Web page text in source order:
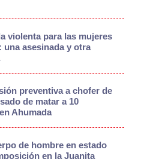
violenta para las mujeres
una asesinada y otra
preventiva a chofer de
de matar a 10
Ahumada
de hombre en estado
en la Juanita